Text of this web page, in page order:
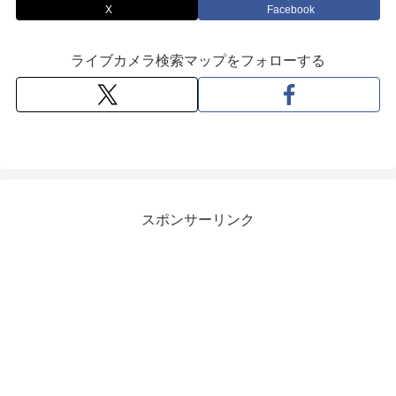
X Facebook
ライブカメラ検索マップをフォローする
スポンサーリンク